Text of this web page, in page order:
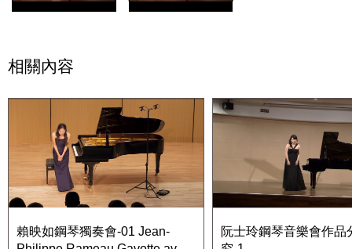
相關內容
賴映如鋼琴獨奏會-01 Jean-
阮士玲鋼琴音樂會作品